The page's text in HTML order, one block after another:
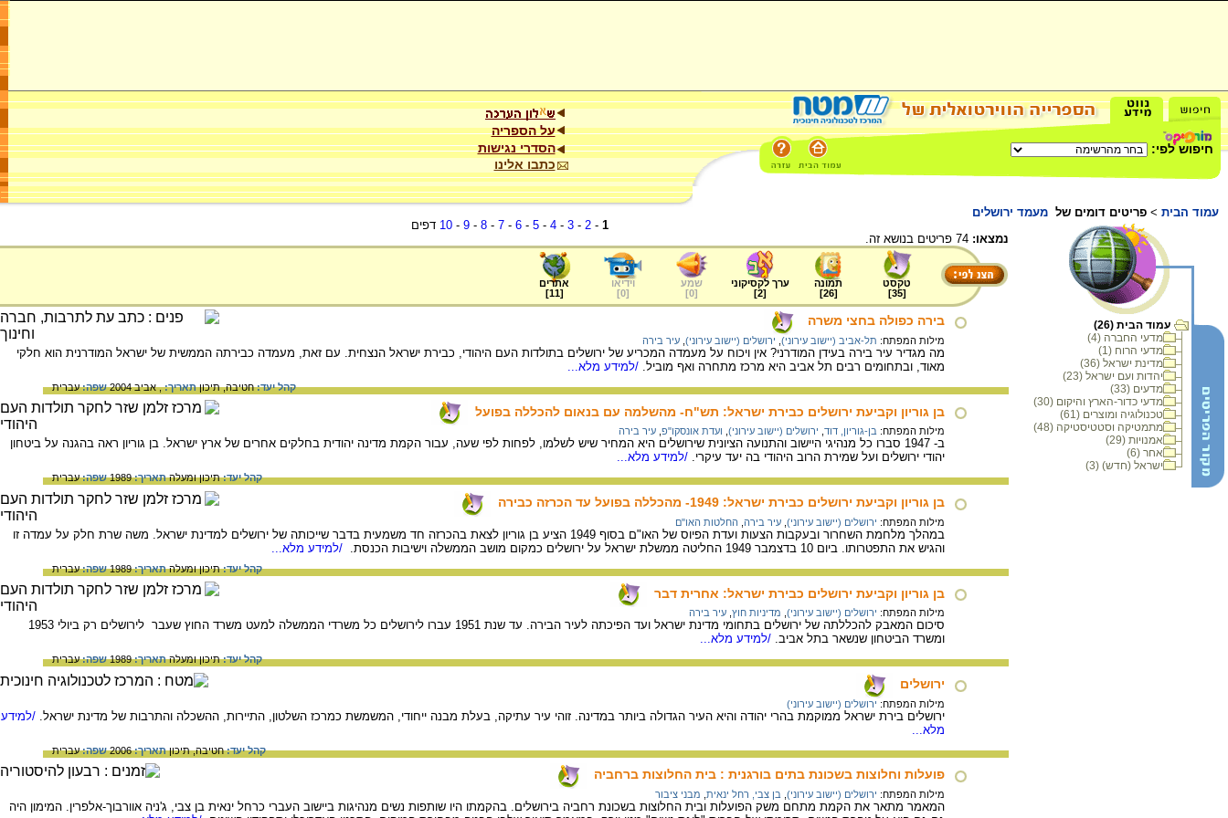
חיפוש לפי:
על הספריה
הסדרי נגישות
כתבו אלינו
עמוד הבית > פריטים דומים של מעמד ירושלים
עמוד הבית (26)
מדעי החברה (4)
מדעי הרוח (1)
מדינת ישראל (36)
יהדות ועם ישראל (23)
מדעים (33)
מדעי כדור-הארץ והיקום (30)
טכנולוגיה ומוצרים (61)
מתמטיקה וסטטיסטיקה (48)
אמנויות (29)
אחר (6)
ישראל (חדש) (3)
1
-
2
-
3
-
4
-
5
-
6
-
7
-
8
-
9
-
10 דפים
נמצאו:
טקסט
[
35
]
תמונה
[
26
]
ערך לקסיקוני
[
2
]
שמע
[
0
]
וידיאו
[
0
]
אתרים
[
11
]
בירה כפולה בחצי משרה
מילות המפתח: תל-אביב (יישוב עירוני) ירושלים (יישוב עירוני) עיר בירה
מה מגדיר עיר בירה בעידן המודרני? אין ויכוח על מעמדה המכריע של ירושלים בתולדות העם היהודי, כבירת ישראל הנצחית. עם זאת, מעמדה כבירתה הממשית של ישראל המודרנית הוא חלקי
מאוד, ובתחומים רבים תל אביב היא מרכז מתחרה ואף מוביל. /למידע מלא...
קהל יעד:חטיבה,תיכוןתאריך:, אביב 2004 שפה:עברית
בן גוריון וקביעת ירושלים כבירת ישראל: תש"ח- מהשלמה עם בנאום להכללה בפועל
מילות המפתח: בן-גוריון, דוד ירושלים (יישוב עירוני) ועדת אונסקו"פ עיר בירה
ב- 1947 סברו כל מנהיגי היישוב והתנועה הציונית שירושלים היא המחיר שיש לשלמו, לפחות לפי שעה, עבור הקמת מדינה יהודית בחלקים אחרים של ארץ ישראל. בן גוריון ראה בהגנה על ביטחון
יהודי ירושלים ועל שמירת הרוב היהודי בה יעד עיקרי. /למידע מלא...
קהל יעד:תיכון ומעלהתאריך:1989 שפה:עברית
בן גוריון וקביעת ירושלים כבירת ישראל: 1949- מהכללה בפועל עד הכרזה כבירה
מילות המפתח: ירושלים (יישוב עירוני) עיר בירה החלטות האו"ם
במהלך מלחמת השחרור ובעקבות הצעות ועדת הפיוס של האו"ם בסוף 1949 הציע בן גוריון לצאת בהכרזה חד משמעית בדבר שייכותה של ירושלים למדינת ישראל. משה שרת חלק על עמדה זו
והגיש את התפטרותו. ביום 10 בדצמבר 1949 החליטה ממשלת ישראל על ירושלים כמקום מושב הממשלה וישיבות הכנסת.
/למידע מלא...
קהל יעד:תיכון ומעלהתאריך:1989 שפה:עברית
בן גוריון וקביעת ירושלים כבירת ישראל: אחרית דבר
מילות המפתח: ירושלים (יישוב עירוני) מדיניות חוץ עיר בירה
סיכום המאבק להכללתה של ירושלים בתחומי מדינת ישראל ועד הפיכתה לעיר הבירה. עד שנת 1951 עברו לירושלים כל משרדי הממשלה למעט משרד החוץ שעבר לירושלים רק ביולי 1953
ומשרד הביטחון שנשאר בתל אביב. /למידע מלא...
קהל יעד:תיכון ומעלהתאריך:1989 שפה:עברית
ירושלים
מילות המפתח: ירושלים (יישוב עירוני)
ירושלים בירת ישראל ממוקמת בהרי יהודה והיא העיר הגדולה ביותר במדינה. זוהי עיר עתיקה, בעלת מבנה ייחודי, המשמשת כמרכז השלטון, התיירות, ההשכלה והתרבות של מדינת ישראל. /למידע
מלא...
קהל יעד:חטיבה,תיכוןתאריך:2006 שפה:עברית
פועלות וחלוצות בשכונת בתים בורגנית : בית החלוצות ברחביה
מילות המפתח: ירושלים (יישוב עירוני) בן צבי, רחל ינאית מבני ציבור
המאמר מתאר את הקמת מתחם משק הפועלות ובית החלוצות בשכונת רחביה בירושלים. בהקמתו היו שותפות נשים מנהיגות ביישוב העברי כרחל ינאית בן צבי, ג'ניה אוורבוך-אלפרין. המימון היה